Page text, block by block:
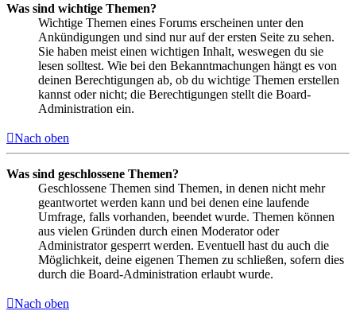
Was sind wichtige Themen?
Wichtige Themen eines Forums erscheinen unter den
Ankündigungen und sind nur auf der ersten Seite zu sehen.
Sie haben meist einen wichtigen Inhalt, weswegen du sie
lesen solltest. Wie bei den Bekanntmachungen hängt es von
deinen Berechtigungen ab, ob du wichtige Themen erstellen
kannst oder nicht; die Berechtigungen stellt die Board-
Administration ein.
Nach oben
Was sind geschlossene Themen?
Geschlossene Themen sind Themen, in denen nicht mehr
geantwortet werden kann und bei denen eine laufende
Umfrage, falls vorhanden, beendet wurde. Themen können
aus vielen Gründen durch einen Moderator oder
Administrator gesperrt werden. Eventuell hast du auch die
Möglichkeit, deine eigenen Themen zu schließen, sofern dies
durch die Board-Administration erlaubt wurde.
Nach oben